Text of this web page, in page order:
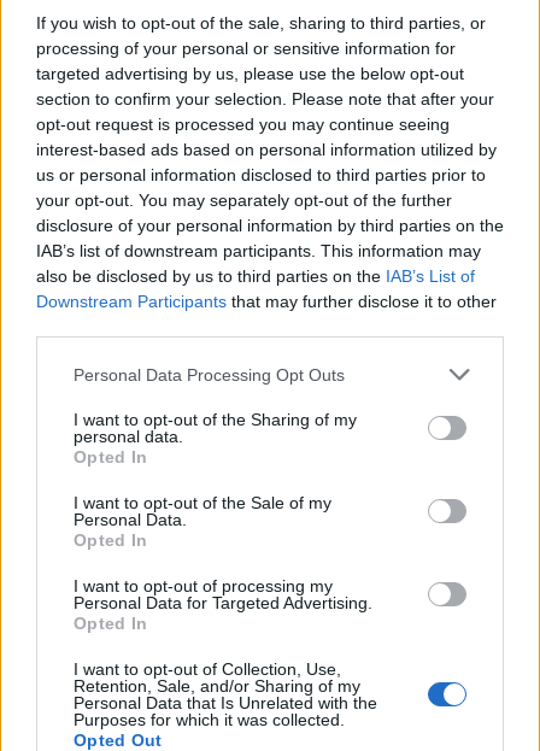
If you wish to opt-out of the sale, sharing to third parties, or
processing of your personal or sensitive information for
targeted advertising by us, please use the below opt-out
section to confirm your selection. Please note that after your
opt-out request is processed you may continue seeing
interest-based ads based on personal information utilized by
us or personal information disclosed to third parties prior to
your opt-out. You may separately opt-out of the further
disclosure of your personal information by third parties on the
IAB’s list of downstream participants. This information may
also be disclosed by us to third parties on the IAB’s List of
Downstream Participants that may further disclose it to other
Personal Data Processing Opt Outs
I want to opt-out of the Sharing of my
personal data.
Opted In
I want to opt-out of the Sale of my
Personal Data.
Opted In
I want to opt-out of processing my
Personal Data for Targeted Advertising.
Opted In
I want to opt-out of Collection, Use,
Retention, Sale, and/or Sharing of my
Personal Data that Is Unrelated with the
Purposes for which it was collected.
Opted Out
netlačí na ploché chodidlá a tukové vankúše a pomáhajú
zdravému vývoju nohy.
Odporúčame aj pri miernom spotení nohy stielky pravidelne
vyťahovať, nechať vyvetrať a preschnúť.
Kód: 063_0008
Značka: D.P.K.
TWEET SHARE GOOGLE+ PINTEREST
Poslať známemu
Tlačiť
Nenašli ste veľkosť alebo produkt, ktorý hľadáte?
VÝPREDAJ
19,95 €
30,80 €
POČET KUSOV